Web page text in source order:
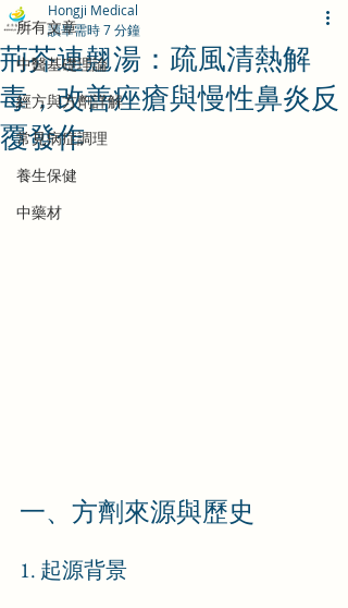
所有文章
中醫基礎理論
經方與方劑詳解
常見病症調理
養生保健
中藥材
荊芥連翹湯：疏風清熱解
毒，改善痤瘡與慢性鼻炎反
覆發作
Hongji Medical
讀畢需時 7 分鐘
一、方劑來源與歷史
1. 起源背景